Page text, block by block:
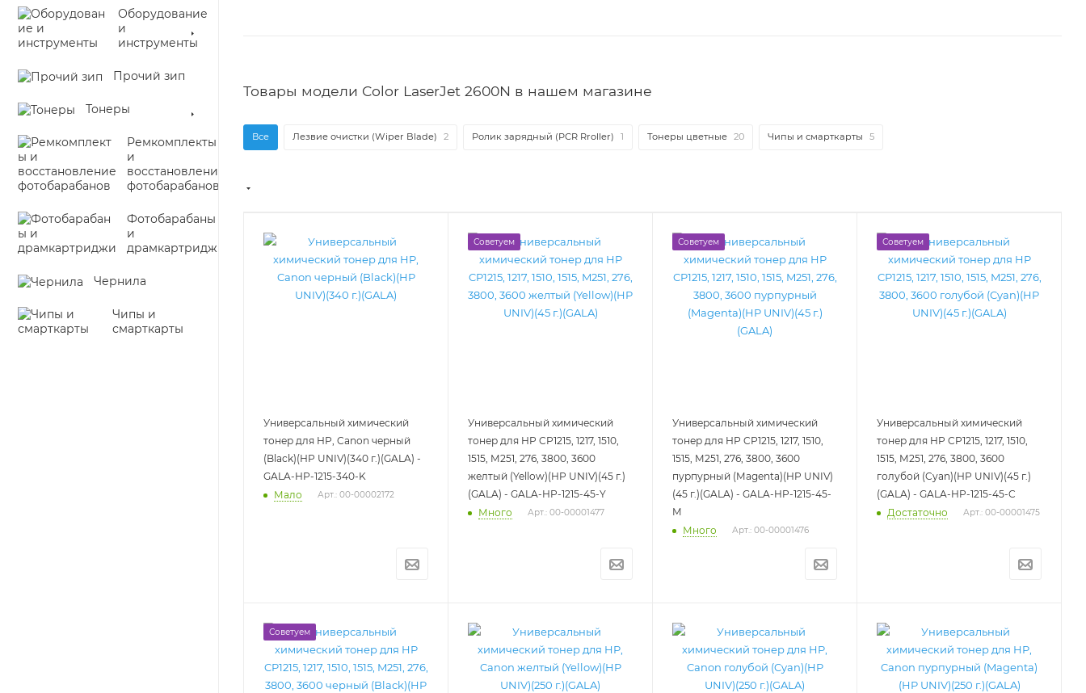
Оборудование
и
инструменты
Прочий зип
Тонеры
Ремкомплекты
и
восстановление
фотобарабанов
Фотобарабаны
и
драмкартриджи
Чернила
Чипы и
смарткарты
Товары модели Color LaserJet 2600N в нашем магазине
Все Лезвие очистки (Wiper Blade) 2 Ролик зарядный (PCR Rroller) 1 Тонеры цветные 20 Чипы и смарткарты 5
Универсальный химический
тонер для HP, Canon черный
(Black)(HP UNIV)(340 г.)(GALA) -
GALA-HP-1215-340-K
Мало
Арт.: 00-00002172
Советуем
Универсальный химический
тонер для HP CP1215, 1217, 1510,
1515, M251, 276, 3800, 3600
желтый (Yellow)(HP UNIV)(45 г.)
(GALA) - GALA-HP-1215-45-Y
Много
Арт.: 00-00001477
Советуем
Универсальный химический
тонер для HP CP1215, 1217, 1510,
1515, M251, 276, 3800, 3600
пурпурный (Magenta)(HP UNIV)
(45 г.)(GALA) - GALA-HP-1215-45-
M
Много
Арт.: 00-00001476
Советуем
Универсальный химический
тонер для HP CP1215, 1217, 1510,
1515, M251, 276, 3800, 3600
голубой (Cyan)(HP UNIV)(45 г.)
(GALA) - GALA-HP-1215-45-C
Достаточно
Арт.: 00-00001475
Советуем